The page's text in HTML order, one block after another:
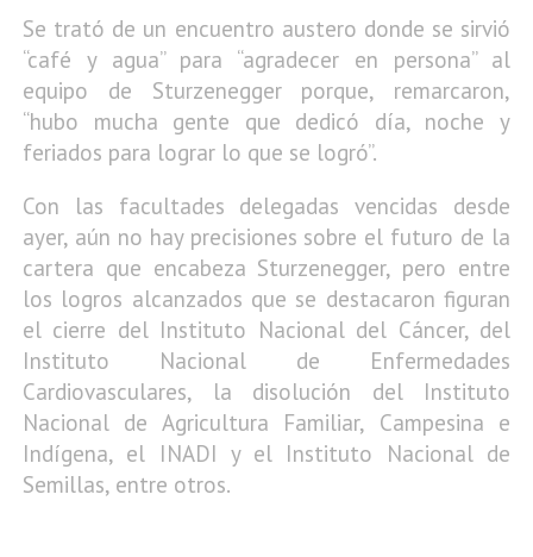
Se trató de un encuentro austero donde se sirvió
“café y agua” para “agradecer en persona” al
equipo de Sturzenegger porque, remarcaron,
“hubo mucha gente que dedicó día, noche y
feriados para lograr lo que se logró”.
Con las facultades delegadas vencidas desde
ayer, aún no hay precisiones sobre el futuro de la
cartera que encabeza Sturzenegger, pero entre
los logros alcanzados que se destacaron figuran
el cierre del Instituto Nacional del Cáncer, del
Instituto Nacional de Enfermedades
Cardiovasculares, la disolución del Instituto
Nacional de Agricultura Familiar, Campesina e
Indígena, el INADI y el Instituto Nacional de
Semillas, entre otros.